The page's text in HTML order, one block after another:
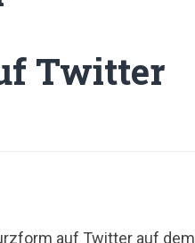
Twitter
auf Twitter auf dem